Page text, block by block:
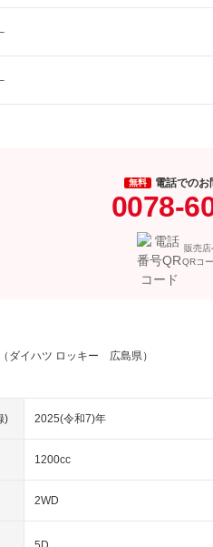
－
－
無料 電話でのお
0078-
販売
QRコ
（ダイハツ ロッキー 広島県）
) 2025(令和7)年
1200cc
2WD